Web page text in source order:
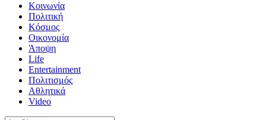
Κοινωνία
Πολιτική
Κόσμος
Οικονομία
Άποψη
Life
Entertainment
Πολιτισμός
Αθλητικά
Video